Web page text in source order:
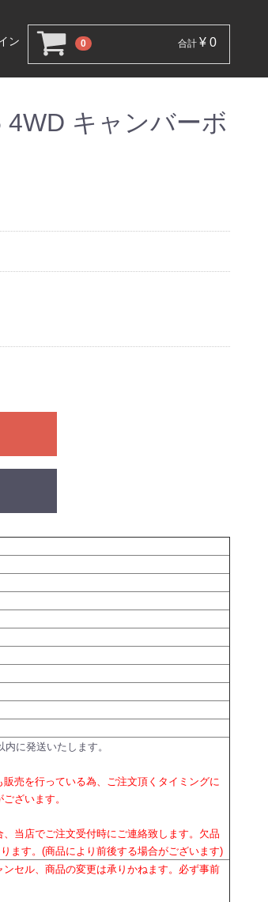
0 合計 ¥ 0
ン
4WD キャンバーボ
に発送いたします。
売を行っている為、ご注文頂くタイミングに
ざいます。
当店でご注文受付時にご連絡致します。欠品
ます。(商品により前後する場合がございます)
ンセル、商品の変更は承りかねます。必ず事前